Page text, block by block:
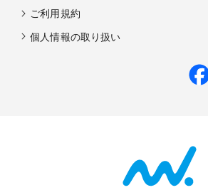
ご利用規約
個人情報の取り扱い